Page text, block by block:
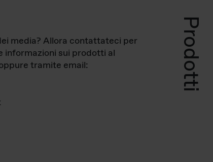
Prodotti
media? Allora contattateci per
informazioni sui prodotti al
tramite email: